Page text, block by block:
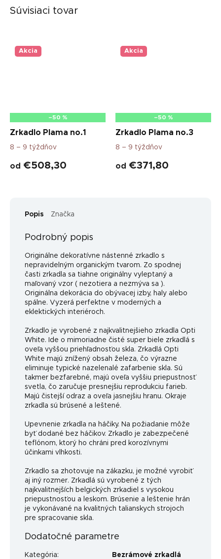
Súvisiaci tovar
Akcia
–50 %
Zrkadlo Plama no.1
8 – 9 týždňov
od €508,30
Akcia
–50 %
Zrkadlo Plama no.3
8 – 9 týždňov
od €371,80
Popis Značka
Podrobný popis
Originálne dekoratívne nástenné zrkadlo s
nepravidelným organickým tvarom. Zo spodnej
časti zrkadla sa tiahne originálny vyleptaný a
maľovaný vzor ( nezotiera a nezmýva sa ).
Originálna dekorácia do obývacej izby, haly alebo
spálne. Vyzerá perfektne v moderných a
eklektických interiéroch.
Zrkadlo je vyrobené z najkvalitnejšieho zrkadla Opti
White. Ide o mimoriadne čisté super biele zrkadlá s
oveľa vyššou priehľadnosťou skla. Zrkadlá Opti
White majú znížený obsah železa, čo výrazne
eliminuje typické nazelenalé zafarbenie skla. Sú
takmer bezfarebné, majú oveľa vyššiu priepustnosť
svetla, čo zaručuje presnejšiu reprodukciu farieb.
Majú čistejší odraz a oveľa jasnejšiu hranu. Okraje
zrkadla sú brúsené a leštené.
Upevnenie zrkadla na háčiky. Na požiadanie môže
byť dodané bez háčikov. Zrkadlo je zabezpečené
teflónom, ktorý ho chráni pred korozívnymi
účinkami vlhkosti.
Zrkadlo sa zhotovuje na zákazku, je možné vyrobiť
aj iný rozmer. Zrkadlá sú vyrobené z tých
najkvalitnejších belgických zrkadiel s vysokou
priepustnosťou a leskom. Brúsenie a leštenie hrán
je vykonávané na kvalitných talianskych strojoch
pre spracovanie skla.
Dodatočné parametre
Kategória:
Bezrámové zrkadlá